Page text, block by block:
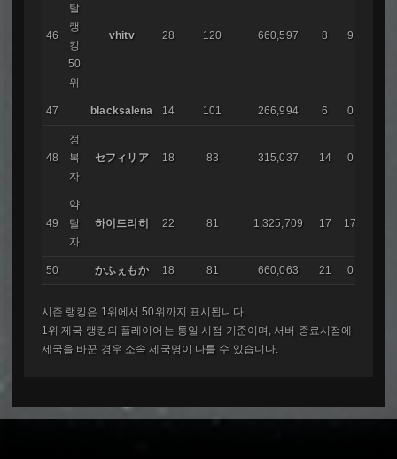
46
탈
랭
킹
50
위
vhitv 28 120 660,597 8 9
47 blacksalena 14 101 266,994 6 0
48
정
복
자
セフィリア 18 83 315,037 14 0
49
약
탈
자
하이드리히 22 81 1,325,709 17 17
50 かふぇもか 18 81 660,063 21 0
시즌 랭킹은 1위에서 50위까지 표시됩니다.
1위 제국 랭킹의 플레이어는 통일 시점 기준이며, 서버 종료시점에
제국을 바꾼 경우 소속 제국명이 다를 수 있습니다.